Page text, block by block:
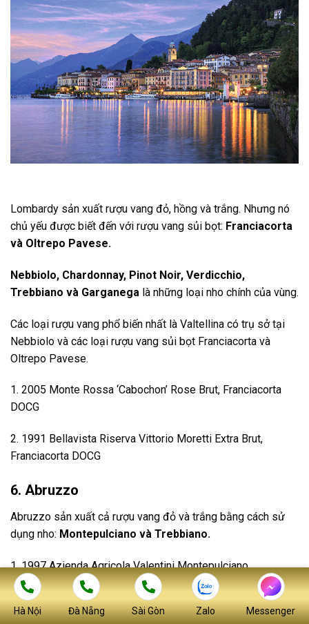
Hà Nội Đà Nẵng Sài Gòn Zalo Messenger
Lombardy sản xuất rượu vang đỏ, hồng và trắng. Nhưng nó
chủ yếu được biết đến với rượu vang sủi bọt: Franciacorta
và Oltrepo Pavese.
Nebbiolo, Chardonnay, Pinot Noir, Verdicchio,
Trebbiano và Garganega là những loại nho chính của vùng.
Các loại rượu vang phổ biến nhất là Valtellina có trụ sở tại
Nebbiolo và các loại rượu vang sủi bọt Franciacorta và
Oltrepo Pavese.
1. 2005 Monte Rossa ‘Cabochon’ Rose Brut, Franciacorta
DOCG
2. 1991 Bellavista Riserva Vittorio Moretti Extra Brut,
Franciacorta DOCG
6. Abruzzo
Abruzzo sản xuất cả rượu vang đỏ và trắng bằng cách sử
dụng nho: Montepulciano và Trebbiano.
1. 1997 Azienda Agricola Valentini Montepulciano
d’Abruzzo
2. 2010 Emidio Pepe Montepulciano d’Abruzzo